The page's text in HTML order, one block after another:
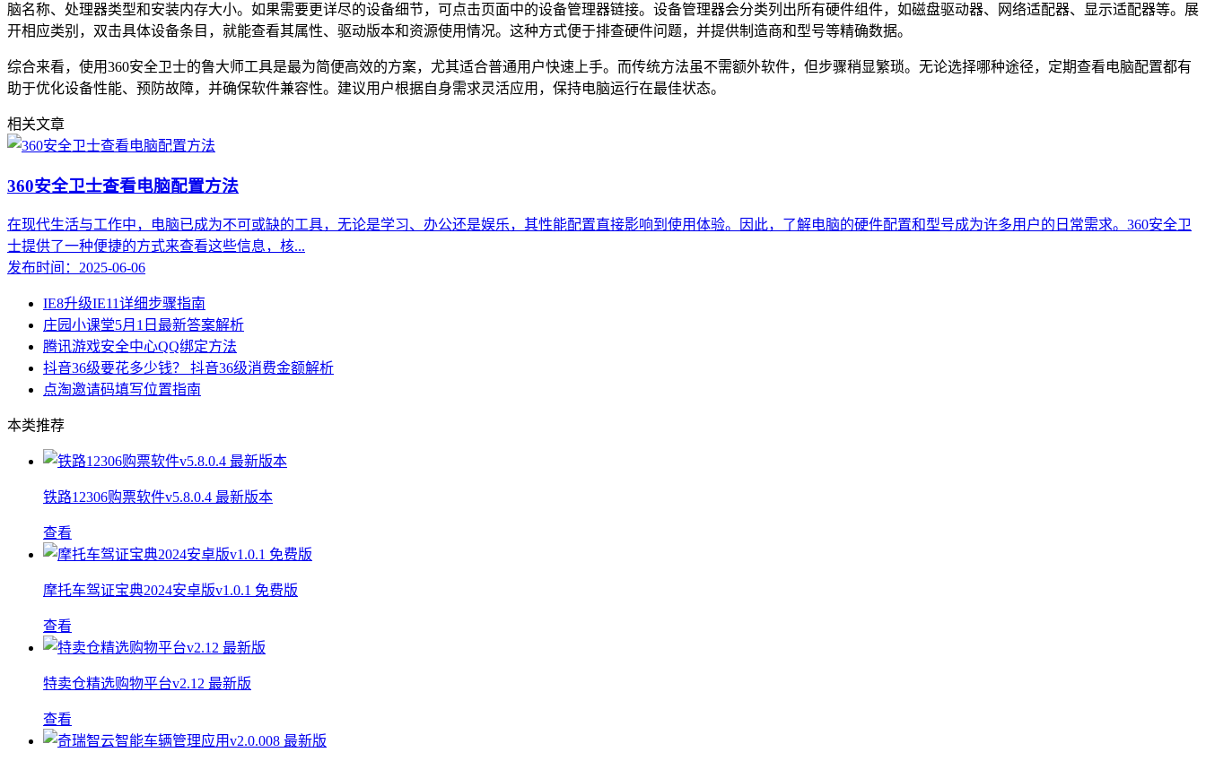
脑名称、处理器类型和安装内存大小。如果需要更详尽的设备细节，可点击页面中的设备管理器链接。设备管理器会分类列出所有硬件组件，如磁盘驱动器、网络适配器、显示适配器等。展
开相应类别，双击具体设备条目，就能查看其属性、驱动版本和资源使用情况。这种方式便于排查硬件问题，并提供制造商和型号等精确数据。
综合来看，使用360安全卫士的鲁大师工具是最为简便高效的方案，尤其适合普通用户快速上手。而传统方法虽不需额外软件，但步骤稍显繁琐。无论选择哪种途径，定期查看电脑配置都有
助于优化设备性能、预防故障，并确保软件兼容性。建议用户根据自身需求灵活应用，保持电脑运行在最佳状态。
相关文章
360安全卫士查看电脑配置方法
在现代生活与工作中，电脑已成为不可或缺的工具，无论是学习、办公还是娱乐，其性能配置直接影响到使用体验。因此，了解电脑的硬件配置和型号成为许多用户的日常需求。360安全卫
士提供了一种便捷的方式来查看这些信息，核...
发布时间：2025-06-06
IE8升级IE11详细步骤指南
庄园小课堂5月1日最新答案解析
腾讯游戏安全中心QQ绑定方法
抖音36级要花多少钱？ 抖音36级消费金额解析
点淘邀请码填写位置指南
本类推荐
铁路12306购票软件v5.8.0.4 最新版本
查看
摩托车驾证宝典2024安卓版v1.0.1 免费版
查看
特卖仓精选购物平台v2.12 最新版
查看